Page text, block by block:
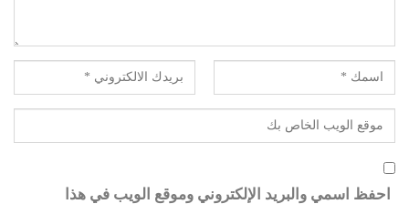
احفظ اسمي والبريد الإلكتروني وموقع الويب في هذا